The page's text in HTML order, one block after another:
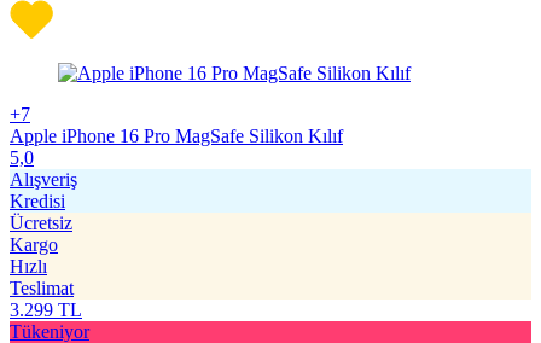
+7
Apple iPhone 16 Pro MagSafe Silikon Kılıf
5,0
Alışveriş
Kredisi
Ücretsiz
Kargo
Hızlı
Teslimat
3.299 TL
Tükeniyor